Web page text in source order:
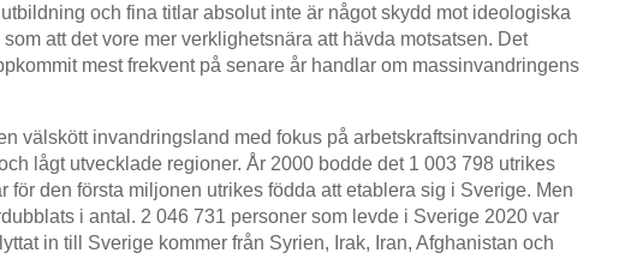
och fina titlar absolut inte är något skydd mot ideologiska
att det vore mer verklighetsnära att hävda motsatsen. Det
mest frekvent på senare år handlar om massinvandringens
välskött invandringsland med fokus på arbetskraftsinvandring och
lågt utvecklade regioner. År 2000 bodde det 1 003 798 utrikes
den första miljonen utrikes födda att etablera sig i Sverige. Men
i antal. 2 046 731 personer som levde i Sverige 2020 var
in till Sverige kommer från Syrien, Irak, Iran, Afghanistan och